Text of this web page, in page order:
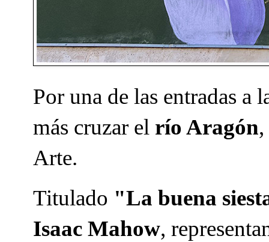
Por una de las entradas a
más cruzar el río Aragón
Arte.
Titulado "La buena
Isaac Mahow,